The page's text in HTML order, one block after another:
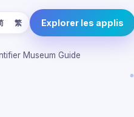
繁 Explorer les applis
Museum Guide